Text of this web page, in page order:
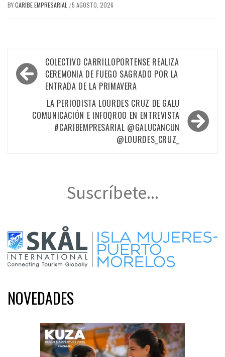
BYCARIBE EMPRESARIAL /5 AGOSTO, 2026
Navegación
de
entradas
COLECTIVO CARRILLOPORTENSE REALIZA
CEREMONIA DE FUEGO SAGRADO POR LA
ENTRADA DE LA PRIMAVERA
LA PERIODISTA LOURDES CRUZ DE GALU
COMUNICACIÓN E INFOQROO EN ENTREVISTA
#CARIBEMPRESARIAL @GALUCANCUN
@LOURDES_CRUZ_
Suscríbete...
NOVEDADES